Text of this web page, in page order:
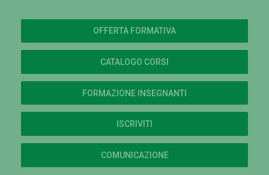
OFFERTA FORMATIVA
CATALOGO CORSI
FORMAZIONE INSEGNANTI
ISCRIVITI
COMUNICAZIONE